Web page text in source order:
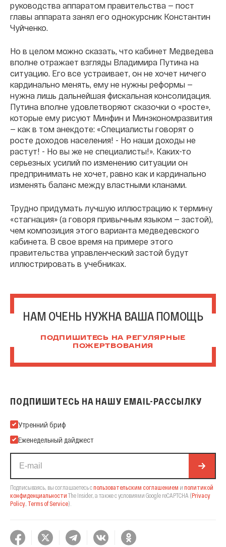
руководства аппаратом правительства — пост
главы аппарата занял его однокурсник Константин
Чуйченко.
Но в целом можно сказать, что кабинет Медведева
вполне отражает взгляды Владимира Путина на
ситуацию. Его все устраивает, он не хочет ничего
кардинально менять, ему не нужны реформы —
нужна лишь дальнейшая фискальная консолидация.
Путина вполне удовлетворяют сказочки о «росте»,
которые ему рисуют Минфин и Минэкономразвития
— как в том анекдоте: «Специалисты говорят о
росте доходов населения! - Но наши доходы не
растут! - Но вы же не специалисты!». Каких-то
серьезных усилий по изменению ситуации он
предпринимать не хочет, равно как и кардинально
изменять баланс между властными кланами.
Трудно придумать лучшую иллюстрацию к термину
«стагнация» (а говоря привычным языком — застой),
чем композиция этого варианта медведевского
кабинета. В свое время на примере этого
правительства управленческий застой будут
иллюстрировать в учебниках.
НАМ ОЧЕНЬ НУЖНА ВАША ПОМОЩЬ
ПОДПИШИТЕСЬ НА РЕГУЛЯРНЫЕ
ПОЖЕРТВОВАНИЯ
ПОДПИШИТЕСЬ НА НАШУ EMAIL-РАССЫЛКУ
Подпишитесь на нашу Email-рассылку
Утренний бриф
Еженедельный дайджест
Подписываясь, вы соглашаетесь спользовательским соглашением и политикой
конфиденциальности The Insider, а также с условиями Google reCAPTCHA (Privacy
Policy, Terms of Service).